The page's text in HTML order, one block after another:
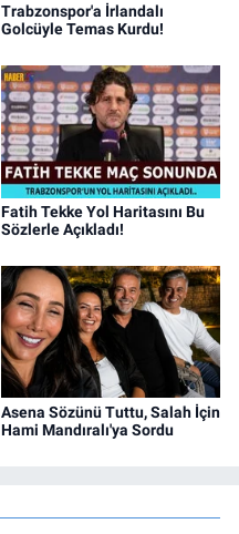
Trabzonspor'a İrlandalı
Golcüyle Temas Kurdu!
Fatih Tekke Yol Haritasını Bu
Sözlerle Açıkladı!
Asena Sözünü Tuttu, Salah İçin
Hami Mandıralı'ya Sordu